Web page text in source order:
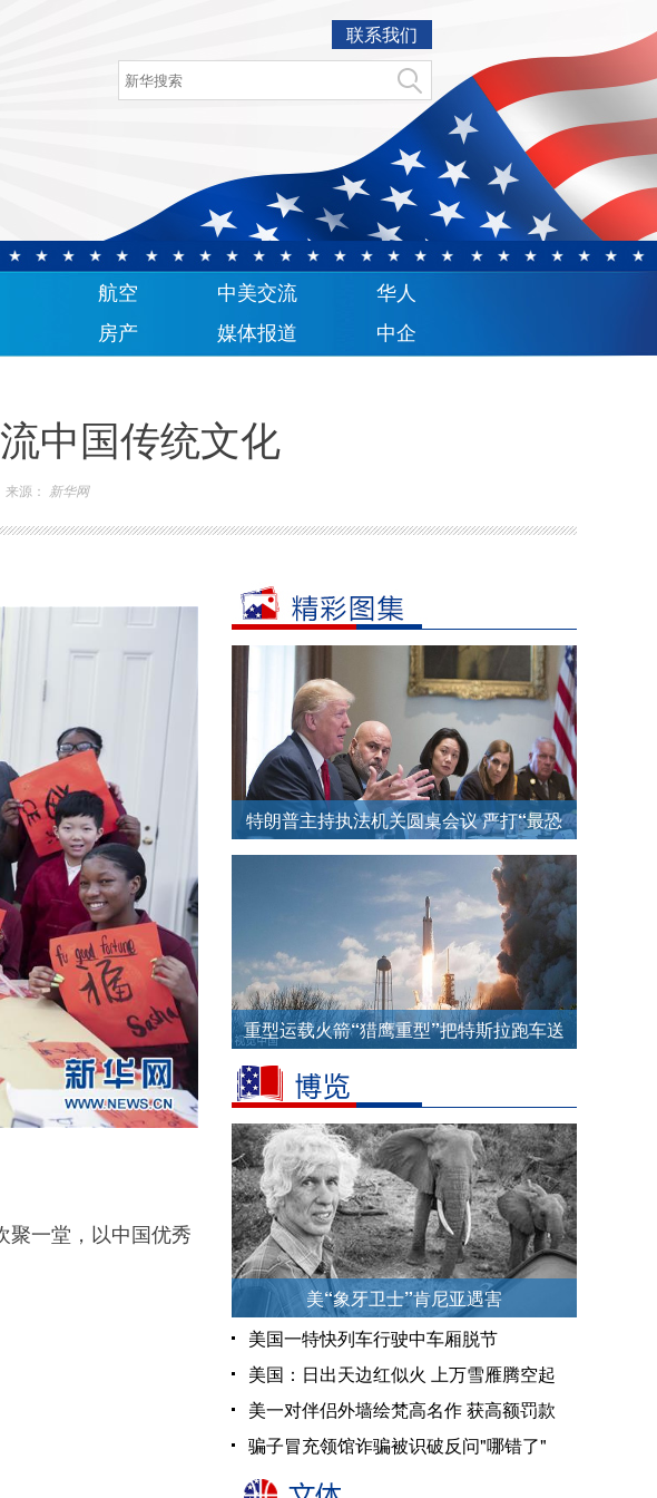
联系我们
航空 中美交流
华人
房产 媒体报道 中企
中国传统文化
来源： 新华网
一堂，以中国优秀
特朗普主持执法机关圆桌会议 严打“最恐
怖”黑帮
重型运载火箭“猎鹰重型”把特斯拉跑车送
美“象牙卫士”肯尼亚遇害
美国一特快列车行驶中车厢脱节
美国：日出天边红似火 上万雪雁腾空起
美一对伴侣外墙绘梵高名作 获高额罚款
骗子冒充领馆诈骗被识破反问"哪错了"